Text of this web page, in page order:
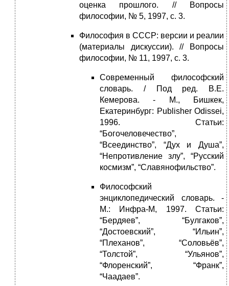
оценка прошлого. // Вопросы
философии, № 5, 1997, с. 3.
Философия в СССР: версии и реалии
(материалы дискуссии). // Вопросы
философии, № 11, 1997, с. 3.
Современный философский
словарь. / Под ред. В.Е.
Кемерова. - М., Бишкек,
Екатеринбург: Publisher Odissei,
1996. Статьи:
“Богочеловечество”,
“Всеединство”, “Дух и Душа”,
“Непротивление злу”, “Русский
космизм”, “Славянофильство”.
Философский
энциклопедический словарь. -
М.: Инфра-М, 1997. Статьи:
“Бердяев”, “Булгаков”,
“Достоевский”, “Ильин”,
“Плеханов”, “Соловьёв”,
“Толстой”, “Ульянов”,
“Флоренский”, “Франк”,
“Чаадаев”.